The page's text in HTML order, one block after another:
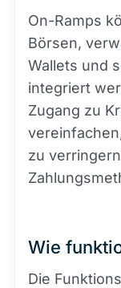
On-Ramps
Börsen,
Wallets und
integriert
Zugang zu
zu
Wie
Die